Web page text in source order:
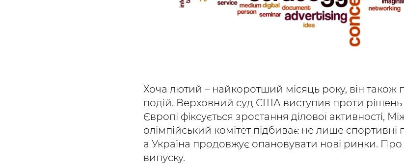
Хоча лютий – найкоротший місяць року, він також
подій. Верховний суд США виступив проти рішень
Європі фіксується зростання ділової активності,
олімпійський комітет підбиває не лише спортивні
а Україна продовжує опановувати нові ринки.
випуску.